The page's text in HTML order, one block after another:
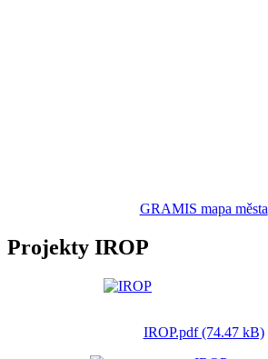
GRAMIS mapa města
Projekty IROP
IROP.pdf (74.47 kB)